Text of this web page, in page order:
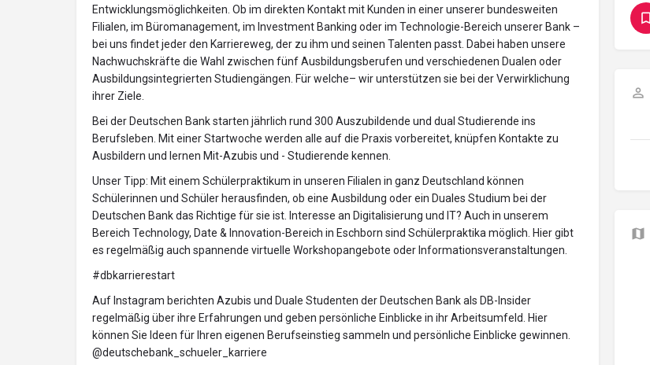
Entwicklungsmöglichkeiten. Ob im direkten Kontakt mit Kunden in einer unserer bundesweiten
Filialen, im Büromanagement, im Investment Banking oder im Technologie-Bereich unserer Bank –
bei uns findet jeder den Karriereweg, der zu ihm und seinen Talenten passt. Dabei haben unsere
Nachwuchskräfte die Wahl zwischen fünf Ausbildungsberufen und verschiedenen Dualen oder
Ausbildungsintegrierten Studiengängen. Für welche– wir unterstützen sie bei der Verwirklichung
ihrer Ziele.
Bei der Deutschen Bank starten jährlich rund 300 Auszubildende und dual Studierende ins
Berufsleben. Mit einer Startwoche werden alle auf die Praxis vorbereitet, knüpfen Kontakte zu
Ausbildern und lernen Mit-Azubis und - Studierende kennen.
Unser Tipp: Mit einem Schülerpraktikum in unseren Filialen in ganz Deutschland können
Schülerinnen und Schüler herausfinden, ob eine Ausbildung oder ein Duales Studium bei der
Deutschen Bank das Richtige für sie ist. Interesse an Digitalisierung und IT? Auch in unserem
Bereich Technology, Date & Innovation-Bereich in Eschborn sind Schülerpraktika möglich. Hier gibt
es regelmäßig auch spannende virtuelle Workshopangebote oder Informationsveranstaltungen.
#dbkarrierestart
Auf Instagram berichten Azubis und Duale Studenten der Deutschen Bank als DB-Insider
regelmäßig über ihre Erfahrungen und geben persönliche Einblicke in ihr Arbeitsumfeld. Hier
können Sie Ideen für Ihren eigenen Berufseinstieg sammeln und persönliche Einblicke gewinnen.
@deutschebank_schueler_karriere